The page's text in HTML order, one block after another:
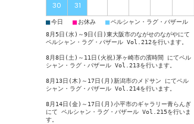
30 31
■今日 ■お休み ■ペルシャン・ラグ・バザール
8月5日(水)～9日(日)東大阪市のながせのながやにて
ペルシャン・ラグ・バザール Vol.212を行います。
8月8日(土)～11日(火祝)茅ヶ崎市の濱時間 にてペル
シャン・ラグ・バザール Vol.213を行います。
8月13日(木)～17日(月)新潟市のメドサン にてペル
シャン・ラグ・バザール Vol.214を行います。
8月14日(金)～17日(月)小平市のギャラリー青らんぎ
にてペルシャン・ラグ・バザール Vol.215を行いま
す。